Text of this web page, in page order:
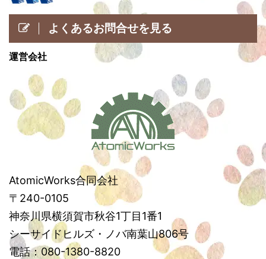
よくあるお問合せを見る
運営会社
AtomicWorks合同会社
〒240-0105
神奈川県横須賀市秋谷1丁目1番1
シーサイドヒルズ・ノバ南葉山806号
電話：080-1380-8820